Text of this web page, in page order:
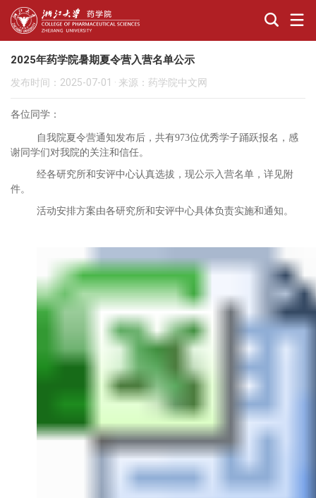
2025年药学院暑期夏令营入营名单公示
发布时间：2025-07-01 · 来源：药学院中文网
各位同学：
自我院夏令营通知发布后，共有973位优秀学子踊跃报名，感
谢同学们对我院的关注和信任。
经各研究所和安评中心认真选拔，现公示入营名单，详见附
件。
活动安排方案由各研究所和安评中心具体负责实施和通知。